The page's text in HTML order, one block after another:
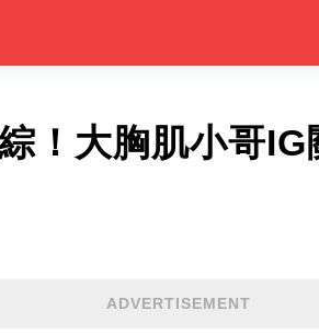
！大胸肌小哥IG
ADVERTISEMENT